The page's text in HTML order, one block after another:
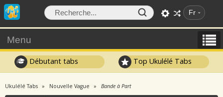
Fr
Menu
Débutant tabs Top Ukulélé Tabs
Ukulélé Tabs Nouvelle Vague Bande à Part